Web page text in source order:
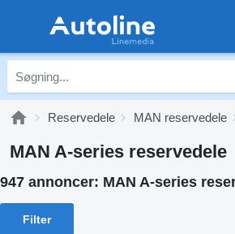
Reservedele MAN reservedele
MAN A-series reservedele
947 annoncer: MAN A-series
Filter